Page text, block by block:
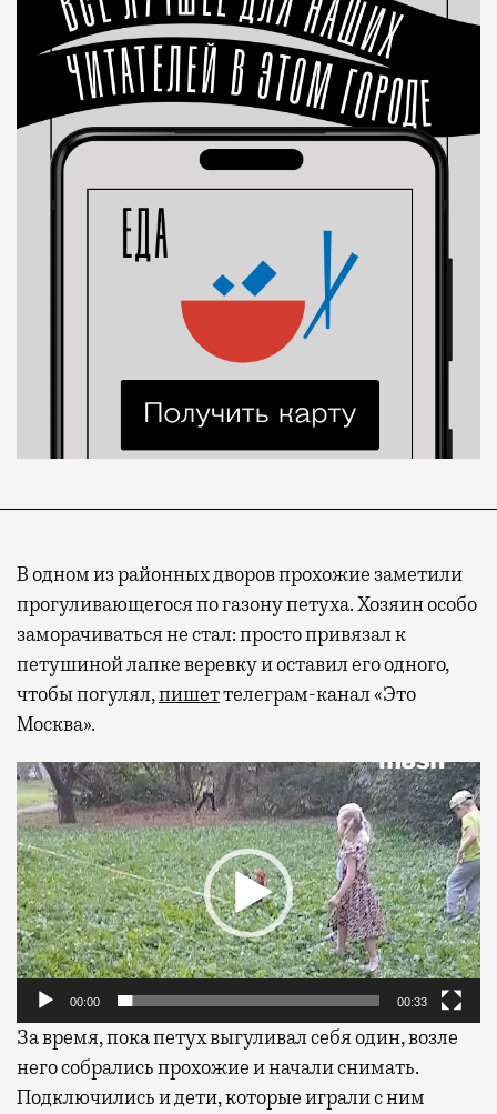
В одном из районных дворов прохожие заметили
прогуливающегося по газону петуха. Хозяин особо
заморачиваться не стал: просто привязал к
петушиной лапке веревку и оставил его одного,
чтобы погулял,пишеттелеграм-канал «Это
Москва».
Видеоплеер
00:00 00:33
За время, пока петух выгуливал себя один, возле
него собрались прохожие и начали снимать.
Подключились и дети, которые играли с ним